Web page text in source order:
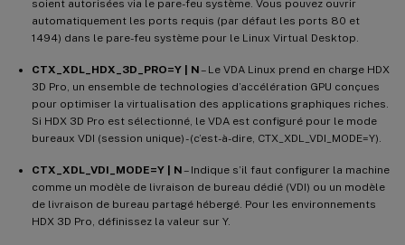
soient autorisées via le pare-feu système. Vous pouvez ouvrir
automatiquement les ports requis (par défaut les ports 80 et
1494) dans le pare-feu système pour le Linux Virtual Desktop.
CTX_XDL_HDX_3D_PRO=Y | N– Le VDA Linux prend en charge HDX
3D Pro, un ensemble de technologies d’accélération GPU conçues
pour optimiser la virtualisation des applications graphiques riches.
Si HDX 3D Pro est sélectionné, le VDA est configuré pour le mode
bureaux VDI (session unique) - (c’est-à-dire, CTX_XDL_VDI_MODE=Y).
CTX_XDL_VDI_MODE=Y | N– Indique s’il faut configurer la machine
comme un modèle de livraison de bureau dédié (VDI) ou un modèle
de livraison de bureau partagé hébergé. Pour les environnements
HDX 3D Pro, définissez la valeur sur Y.